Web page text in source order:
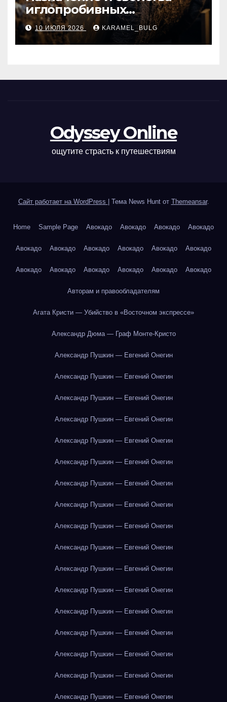
иглопробивных
базальтовых огнеупорных
матов
10 ИЮЛЯ 2026 KARAMEL_BULG
Odyssey Online
ощутите страсть к путешествиям
Сайт работает на WordPress Тема News Hunt от Themeansar.
Home Sample Page Авокадо Авокадо Авокадо Авокадо
Авокадо Авокадо Авокадо Авокадо Авокадо Авокадо
Авокадо Авокадо Авокадо Авокадо Авокадо Авокадо
Авторам и правообладателям
Агата Кристи — Убийство в «Восточном экспрессе»
Александр Дюма — Граф Монте-Кристо
Александр Пушкин — Евгений Онегин
Александр Пушкин — Евгений Онегин
Александр Пушкин — Евгений Онегин
Александр Пушкин — Евгений Онегин
Александр Пушкин — Евгений Онегин
Александр Пушкин — Евгений Онегин
Александр Пушкин — Евгений Онегин
Александр Пушкин — Евгений Онегин
Александр Пушкин — Евгений Онегин
Александр Пушкин — Евгений Онегин
Александр Пушкин — Евгений Онегин
Александр Пушкин — Евгений Онегин
Александр Пушкин — Евгений Онегин
Александр Пушкин — Евгений Онегин
Александр Пушкин — Евгений Онегин
Александр Пушкин — Евгений Онегин
Александр Пушкин — Евгений Онегин